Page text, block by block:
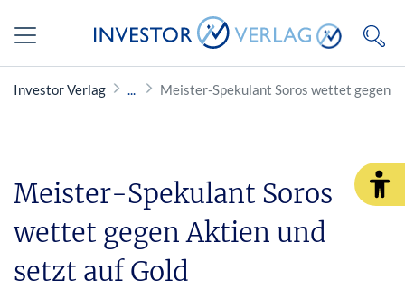
Investor Verlag Meister-Spekulant Soros wettet gegen
Meister-Spekulant Soros
wettet gegen Aktien und
setzt auf Gold